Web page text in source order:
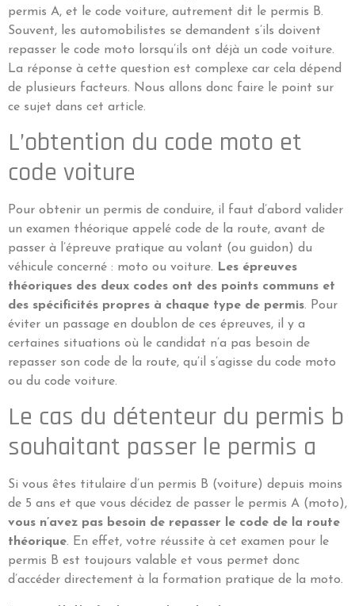
permis A, et le code voiture, autrement dit le permis B.
Souvent, les automobilistes se demandent s’ils doivent
repasser le code moto lorsqu’ils ont déjà un code voiture.
La réponse à cette question est complexe car cela dépend
de plusieurs facteurs. Nous allons donc faire le point sur
ce sujet dans cet article.
L’obtention du code moto et
code voiture
Pour obtenir un permis de conduire, il faut d’abord valider
un examen théorique appelé code de la route, avant de
passer à l’épreuve pratique au volant (ou guidon) du
véhicule concerné : moto ou voiture.
Les épreuves
théoriques des deux codes ont des points communs et
des spécificités propres à chaque type de permis. Pour
éviter un passage en doublon de ces épreuves, il y a
certaines situations où le candidat n’a pas besoin de
repasser son code de la route, qu’il s’agisse du code moto
ou du code voiture.
Le cas du détenteur du permis b
souhaitant passer le permis a
Si vous êtes titulaire d’un permis B (voiture) depuis moins
de 5 ans et que vous décidez de passer le permis A (moto),
vous n’avez pas besoin de repasser le code de la route
théorique. En effet, votre réussite à cet examen pour le
permis B est toujours valable et vous permet donc
d’accéder directement à la formation pratique de la moto.